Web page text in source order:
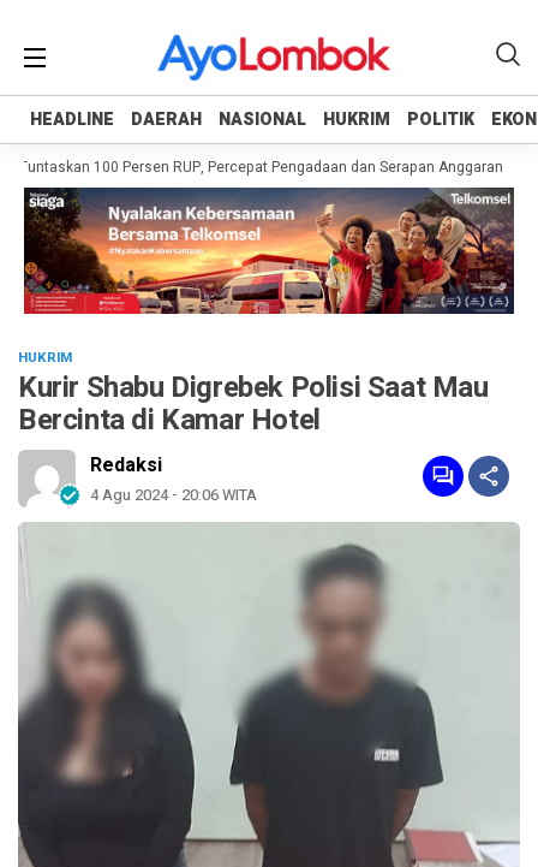
HEADLINE DAERAH NASIONAL HUKRIM POLITIK
HEADLINE DAERAH NASIONAL HUKRIM POLITIK
100 Persen RUP, Percepat Pengadaan dan Serapan Anggaran
HUKRIM
Kurir Shabu Digrebek Polisi Saat Mau
Bercinta di Kamar Hotel
Redaksi
4 Agu 2024 - 20:06 WITA